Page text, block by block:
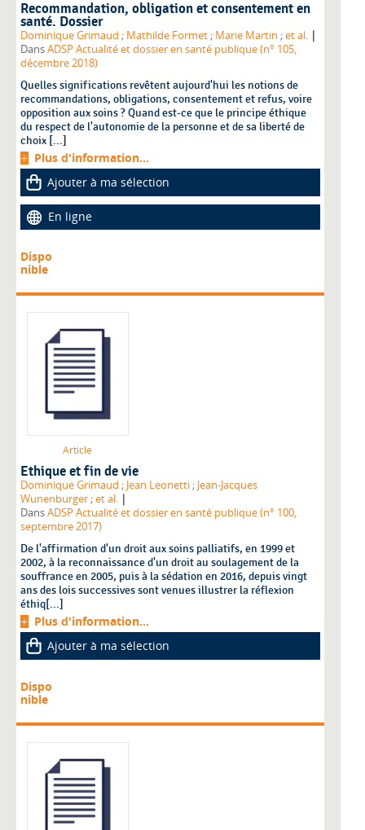
Recommandation, obligation et consentement en
santé. Dossier
Dominique Grimaud ; Mathilde Formet; Marie Martin ;et al. |
DansADSP Actualité et dossier en santé publique (n° 105,
décembre 2018)
Quelles significations revêtent aujourd'hui les notions de
recommandations, obligations, consentement et refus, voire
opposition aux soins ? Quand est-ce que le principe éthique
du respect de l'autonomie de la personne et de sa liberté de
choix [...]
Plus d'information...
Ajouter à ma sélection
En ligne
Dispo
nible
Article
Ethique et fin de vie
Dominique Grimaud ; Jean Leonetti ; Jean-Jacques
Wunenburger ;et al. |
DansADSP Actualité et dossier en santé publique (n° 100,
septembre 2017)
De l'affirmation d'un droit aux soins palliatifs, en 1999 et
2002, à la reconnaissance d'un droit au soulagement de la
souffrance en 2005, puis à la sédation en 2016, depuis vingt
ans des lois successives sont venues illustrer la réflexion
éthiq[...]
Plus d'information...
Ajouter à ma sélection
Dispo
nible